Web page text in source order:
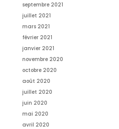
septembre 2021
juillet 2021
mars 2021
février 2021
janvier 2021
novembre 2020
octobre 2020
août 2020
juillet 2020
juin 2020
mai 2020
avril 2020